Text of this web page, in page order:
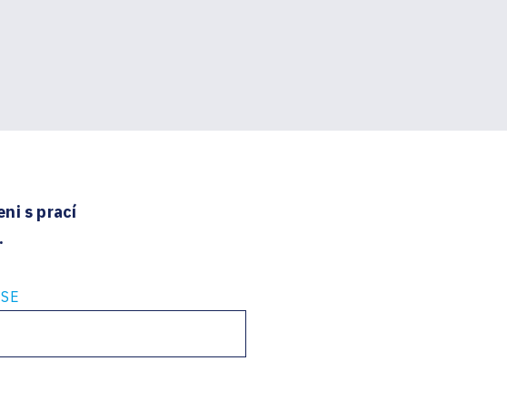
s prací